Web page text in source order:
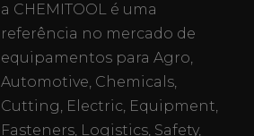
a CHEMITOOL é uma
referência no mercado de
equipamentos para Agro,
Automotive, Chemicals,
Cutting, Electric, Equipment,
Fasteners, Logistics, Safety,